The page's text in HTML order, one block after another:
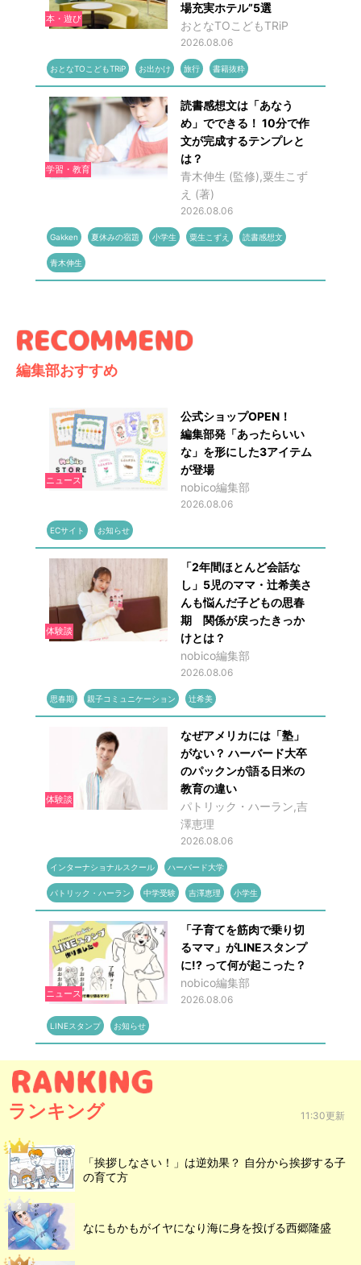
本・遊び
場充実ホテル”5選
おとなTOこどもTRiP
2026.08.06
おとなTOこどもTRiP お出かけ 旅行 書籍抜粋
学習・教育
読書感想文は「あなう
め」でできる！ 10分で作
文が完成するテンプレと
は？
青木伸生 (監修),粟生こず
え (著)
2026.08.06
Gakken 夏休みの宿題 小学生 粟生こずえ 読書感想文
青木伸生
編集部おすすめ
ニュース
公式ショップOPEN！
編集部発「あったらいい
な」を形にした3アイテム
が登場
nobico編集部
2026.08.06
ECサイト お知らせ
体験談
「2年間ほとんど会話な
し」5児のママ・辻希美さ
んも悩んだ子どもの思春
期 関係が戻ったきっか
けとは？
nobico編集部
2026.08.06
思春期 親子コミュニケーション 辻希美
体験談
なぜアメリカには「塾」
がない？ ハーバード大卒
のパックンが語る日米の
教育の違い
パトリック・ハーラン,吉
澤恵理
2026.08.06
インターナショナルスクール ハーバード大学
パトリック・ハーラン 中学受験 吉澤恵理 小学生
ニュース
「子育てを筋肉で乗り切
るママ」がLINEスタンプ
に!? って何が起こった？
nobico編集部
2026.08.06
LINEスタンプ お知らせ
ランキング 11:30更新
「挨拶しなさい！」は逆効果？ 自分から挨拶する子
の育て方
なにもかもがイヤになり海に身を投げる西郷隆盛